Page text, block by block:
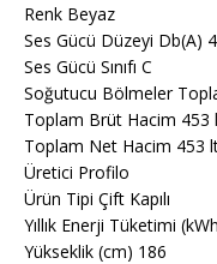
Renk Beyaz
Ses Gücü Düzeyi Db(A)
Ses Gücü Sınıfı C
Soğutucu Bölmeler
Toplam Brüt Hacim 453
Toplam Net Hacim 453
Üretici Profilo
Ürün Tipi Çift Kapılı
Yıllık Enerji Tüketimi
Yükseklik (cm) 186